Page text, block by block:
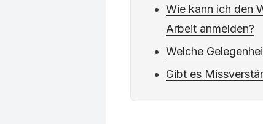
Wie kann ich den
Arbeit anmelden?
Welche
Gibt es